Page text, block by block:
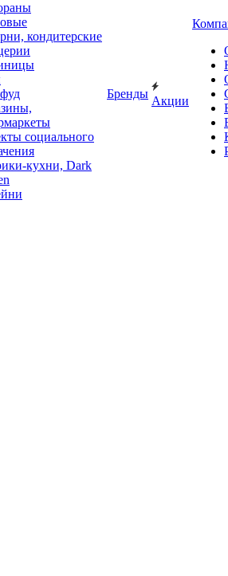
кондитерские
социального
кухни, Dark
Бренды
Акции